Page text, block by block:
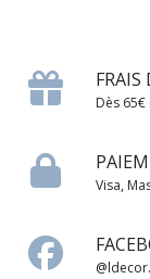
FRAIS
Dès
Visa,